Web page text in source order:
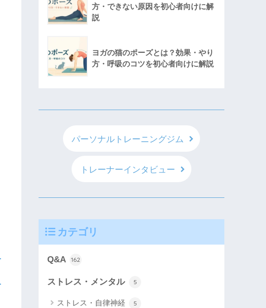
方・できない原因を初心者向けに解
説
ヨガの猫のポーズとは？効果・やり
方・呼吸のコツを初心者向けに解説
パーソナルトレーニングジム
トレーナーインタビュー
カテゴリ
Q&A 162
ストレス・メンタル 5
ストレス・自律神経 5